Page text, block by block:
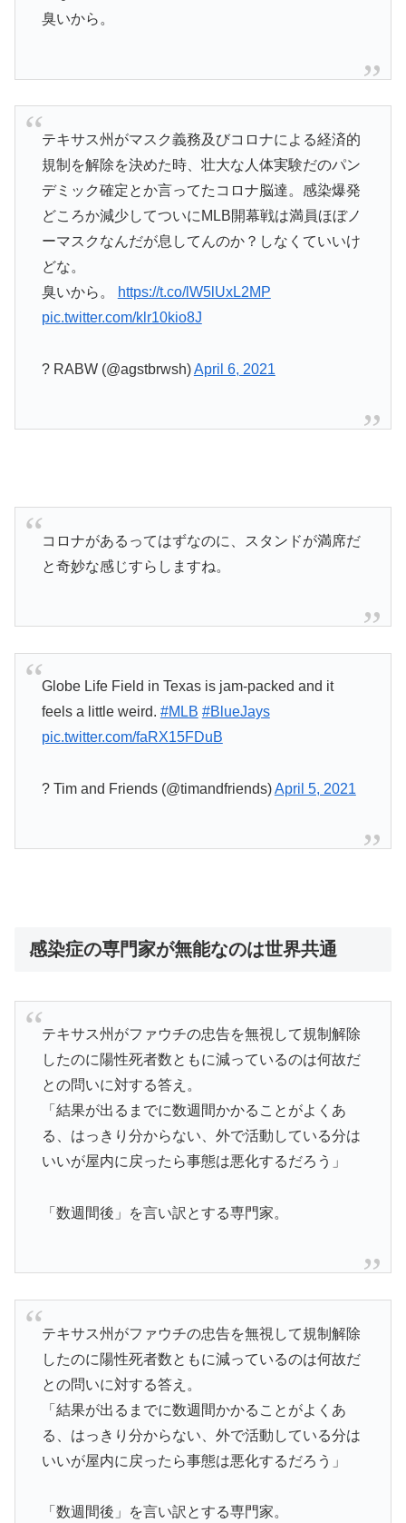
臭いから。
テキサス州がマスク義務及びコロナによる経済的
規制を解除を決めた時、壮大な人体実験だのパン
デミック確定とか言ってたコロナ脳達。感染爆発
どころか減少してついにMLB開幕戦は満員ほぼノ
ーマスクなんだが息してんのか？しなくていいけ
どな。
臭いから。
https://t.co/lW5lUxL2MP
pic.twitter.com/klr10kio8J
? RABW (@agstbrwsh)April 6, 2021
コロナがあるってはずなのに、スタンドが満席だ
と奇妙な感じすらしますね。
Globe Life Field in Texas is jam-packed and it
feels a little weird. #MLB #BlueJays
pic.twitter.com/faRX15FDuB
? Tim and Friends (@timandfriends)April 5, 2021
感染症の専門家が無能なのは世界共通
テキサス州がファウチの忠告を無視して規制解除
したのに陽性死者数ともに減っているのは何故だ
との問いに対する答え。
「結果が出るまでに数週間かかることがよくあ
る、はっきり分からない、外で活動している分は
いいが屋内に戻ったら事態は悪化するだろう」
「数週間後」を言い訳とする専門家。
テキサス州がファウチの忠告を無視して規制解除
したのに陽性死者数ともに減っているのは何故だ
との問いに対する答え。
「結果が出るまでに数週間かかることがよくあ
る、はっきり分からない、外で活動している分は
いいが屋内に戻ったら事態は悪化するだろう」
「数週間後」を言い訳とする専門家。